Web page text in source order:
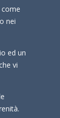
nei
ed un
vi